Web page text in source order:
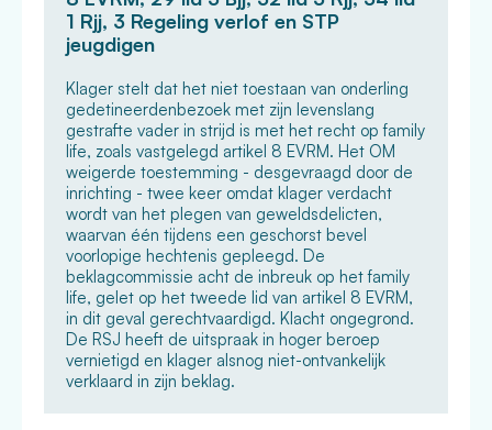
1 Rjj, 3 Regeling verlof en STP
jeugdigen
Klager stelt dat het niet toestaan van onderling
gedetineerdenbezoek met zijn levenslang
gestrafte vader in strijd is met het recht op family
life, zoals vastgelegd artikel 8 EVRM. Het OM
weigerde toestemming - desgevraagd door de
inrichting - twee keer omdat klager verdacht
wordt van het plegen van geweldsdelicten,
waarvan één tijdens een geschorst bevel
voorlopige hechtenis gepleegd. De
beklagcommissie acht de inbreuk op het family
life, gelet op het tweede lid van artikel 8 EVRM,
in dit geval gerechtvaardigd. Klacht ongegrond.
De RSJ heeft de uitspraak in hoger beroep
vernietigd en klager alsnog niet-ontvankelijk
verklaard in zijn beklag.